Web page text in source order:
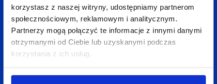
korzystasz z naszej witryny, udostępniamy partnerom
społecznościowym, reklamowym i analitycznym.
Partnerzy mogą połączyć te informacje z innymi danymi
otrzymanymi od Ciebie lub uzyskanymi podczas
korzystania z ich usług.
w odnośnik). Podstawowy kod wygląda
następująco:
Warto mieć na uwadze, że przy każdym zdarzeniu